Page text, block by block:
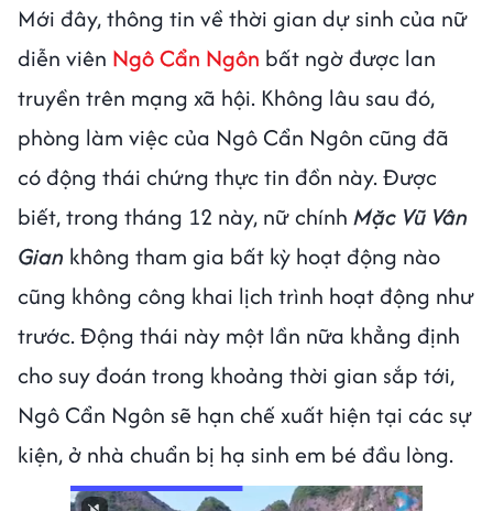
Mới đây, thông tin về thời gian dự sinh của nữ
diễn viên Ngô Cẩn Ngôn bất ngờ được lan
truyền trên mạng xã hội. Không lâu sau đó,
phòng làm việc của Ngô Cẩn Ngôn cũng đã
có động thái chứng thực tin đồn này. Được
biết, trong tháng 12 này, nữ chính Mặc Vũ Vân
Gian không tham gia bất kỳ hoạt động nào
cũng không công khai lịch trình hoạt động như
trước. Động thái này một lần nữa khẳng định
cho suy đoán trong khoảng thời gian sắp tới,
Ngô Cẩn Ngôn sẽ hạn chế xuất hiện tại các sự
kiện, ở nhà chuẩn bị hạ sinh em bé đầu lòng.